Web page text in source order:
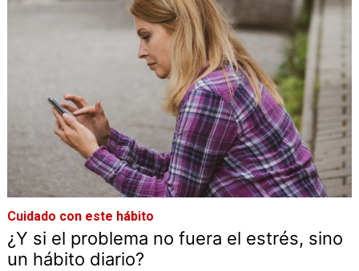
Cuidado con este hábito
¿Y si el problema no fuera el estrés, sino
un hábito diario?